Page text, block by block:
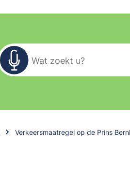
Zoekformulier
Wat zoekt u?
Verkeersmaatregel op de Prins